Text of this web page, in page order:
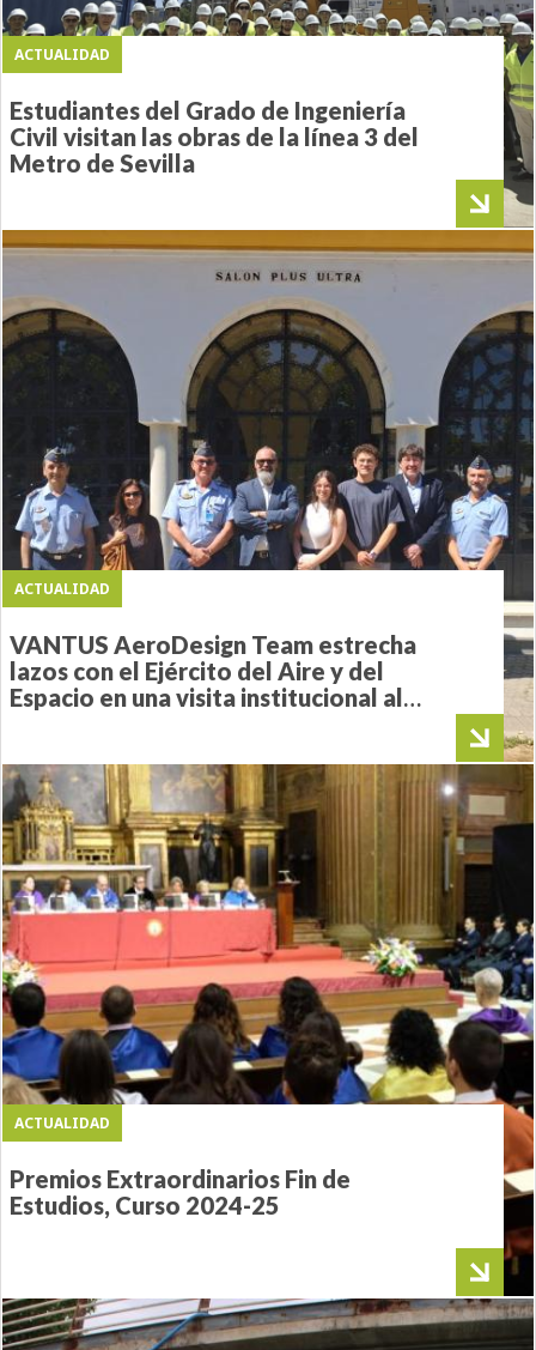
ACTUALIDAD
Estudiantes del Grado de Ingeniería
Civil visitan las obras de la línea 3 del
Metro de Sevilla
ACTUALIDAD
VANTUS AeroDesign Team estrecha
lazos con el Ejército del Aire y del
Espacio en una visita institucional al
ACTUALIDAD
Premios Extraordinarios Fin de
Estudios, Curso 2024-25